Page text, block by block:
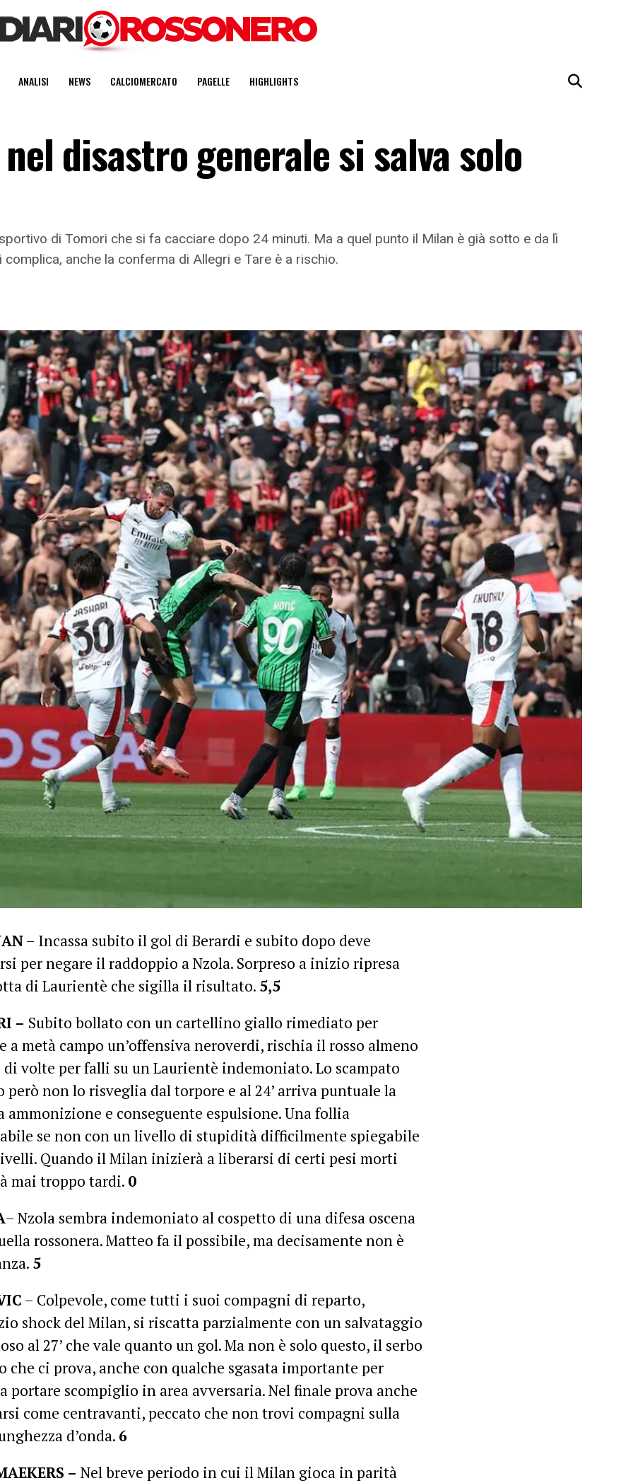
ANALISI NEWS CALCIOMERCATO PAGELLE HIGHLIGHTS
disastro generale si salva solo
di Tomori che si fa cacciare dopo 24 minuti. Ma a quel punto il Milan è già sotto e da lì
anche la conferma di Allegri e Tare è a rischio.
– Incassa subito il gol di Berardi e subito dopo deve
per negare il raddoppio a Nzola. Sorpreso a inizio ripresa
di Laurientè che sigilla il risultato. 5,5
– Subito bollato con un cartellino giallo rimediato per
a metà campo un’offensiva neroverdi, rischia il rosso almeno
volte per falli su un Laurientè indemoniato. Lo scampato
però non lo risveglia dal torpore e al 24’ arriva puntuale la
ammonizione e conseguente espulsione. Una follia
se non con un livello di stupidità difficilmente spiegabile
Quando il Milan inizierà a liberarsi di certi pesi morti
mai troppo tardi. 0
– Nzola sembra indemoniato al cospetto di una difesa oscena
rossonera. Matteo fa il possibile, ma decisamente non è
5
– Colpevole, come tutti i suoi compagni di reparto,
shock del Milan, si riscatta parzialmente con un salvataggio
al 27’ che vale quanto un gol. Ma non è solo questo, il serbo
che ci prova, anche con qualche sgasata importante per
portare scompiglio in area avversaria. Nel finale prova anche
come centravanti, peccato che non trovi compagni sulla
d’onda. 6
– Nel breve periodo in cui il Milan gioca in parità